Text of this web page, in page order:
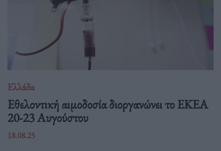
Ελλάδα
Eθελοντική αιμοδοσία διοργανώνει το ΕΚΕΑ
20-23 Αυγούστου
18.08.25